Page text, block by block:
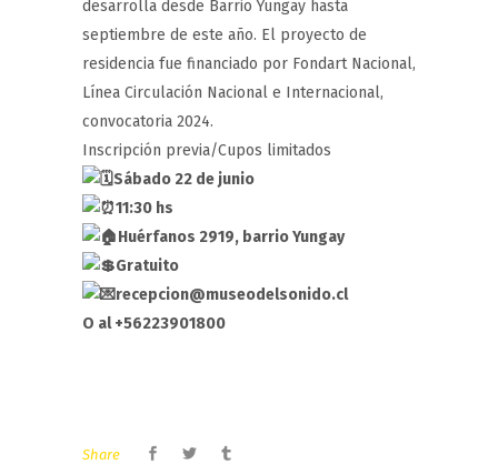
desarrolla desde Barrio Yungay hasta
septiembre de este año. El proyecto de
residencia fue financiado por Fondart Nacional,
Línea Circulación Nacional e Internacional,
convocatoria 2024.
Inscripción previa/Cupos limitados
Sábado 22 de junio
11:30 hs
Huérfanos 2919, barrio Yungay
Gratuito
recepcion@museodelsonido.cl
O al +56223901800
Share